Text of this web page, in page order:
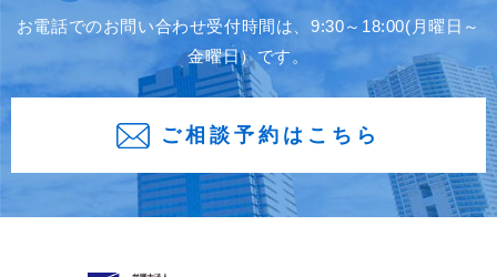
お電話でのお問い合わせ受付時間は、9:30～18:00(月曜日～
金曜日）です。
ご相談予約はこちら